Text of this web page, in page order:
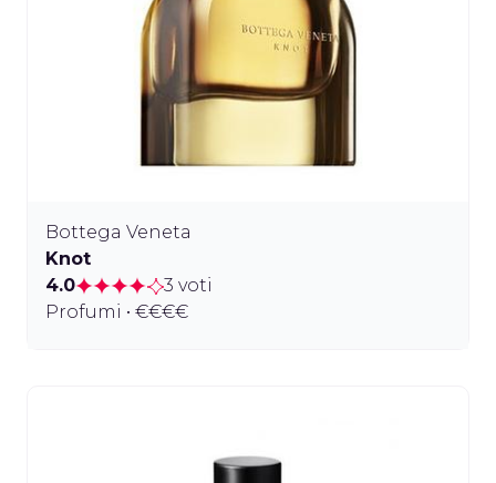
Bottega Veneta
Knot
4.0
3 voti
Profumi • €€€€